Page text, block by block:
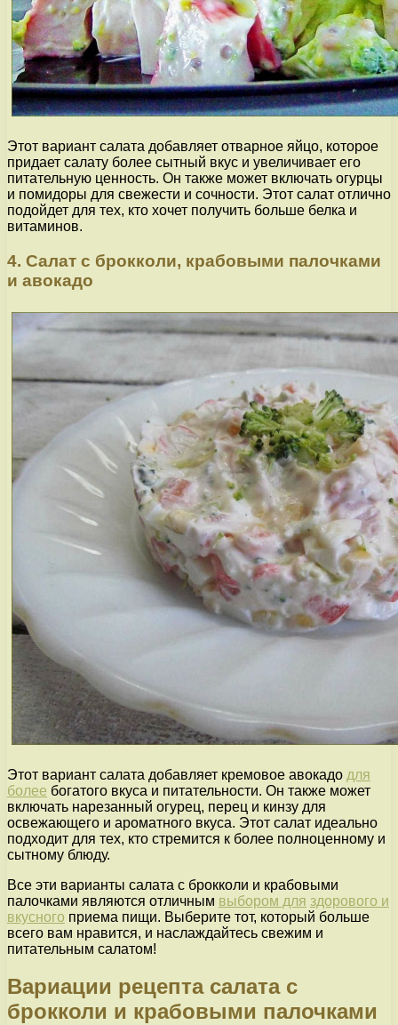
Этот вариант салата добавляет отварное яйцо, которое
придает салату более сытный вкус и увеличивает его
питательную ценность. Он также может включать огурцы
и помидоры для свежести и сочности. Этот салат отлично
подойдет для тех, кто хочет получить больше белка и
витаминов.
4. Салат с брокколи, крабовыми палочками
и авокадо
Этот вариант салата добавляет кремовое авокадо для
более богатого вкуса и питательности. Он также может
включать нарезанный огурец, перец и кинзу для
освежающего и ароматного вкуса. Этот салат идеально
подходит для тех, кто стремится к более полноценному и
сытному блюду.
Все эти варианты салата с брокколи и крабовыми
палочками являются отличным выбором для здорового и
вкусного приема пищи. Выберите тот, который больше
всего вам нравится, и наслаждайтесь свежим и
питательным салатом!
Вариации рецепта салата с
брокколи и крабовыми палочками